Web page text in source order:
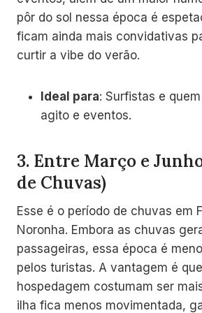
pôr do sol nessa época é
ficam ainda mais convidativas
curtir a vibe do verão.
Ideal para: Surfistas e
agito e eventos.
3. Entre Março e
de Chuvas)
Esse é o período de chuvas em
Noronha. Embora as chuvas
passageiras, essa época é
pelos turistas. A vantagem é
hospedagem costumam ser
ilha fica menos movimentada,